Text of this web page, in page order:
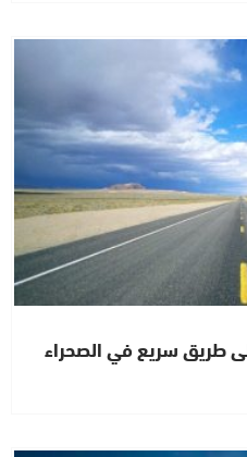
طريق سريع في الصحراء